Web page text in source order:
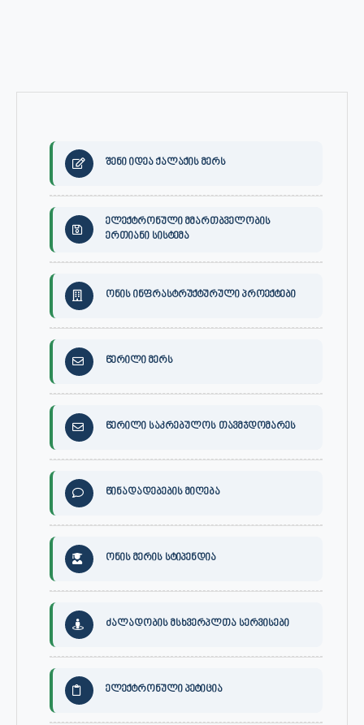
შენი იდეა ქალაქის მერს
ელექტრონული მმართბველობის
ერთიანი სისტემა
ონის ინფრასტრუქტურული პროექტები
წერილი მერს
წერილი საკრებულოს თავმჯდომარეს
წინადადებების მიღება
ონის მერის სტიპენდია
ძალადობის მსხვერპლთა სერვისები
ელექტრონული პეტიცია